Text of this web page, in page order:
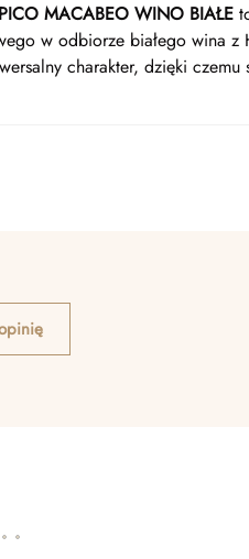
MACABEO WINO BIAŁE
w odbiorze białego wina
charakter, dzięki